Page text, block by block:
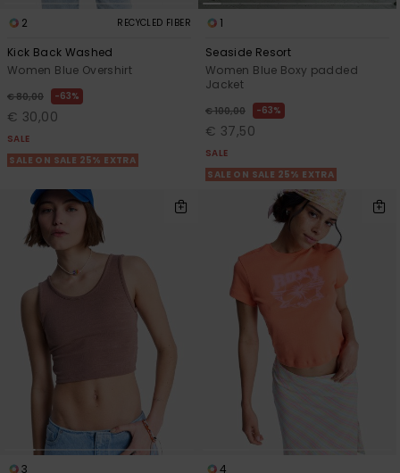
2 RECYCLED FIBER
Kick Back Washed
Women Blue Overshirt
€ 80,00 63%
€ 30,00
SALE
SALE ON SALE 25% EXTRA
1
Seaside Resort
Women Blue Boxy padded
Jacket
€ 100,00 63%
€ 37,50
SALE
SALE ON SALE 25% EXTRA
3
4